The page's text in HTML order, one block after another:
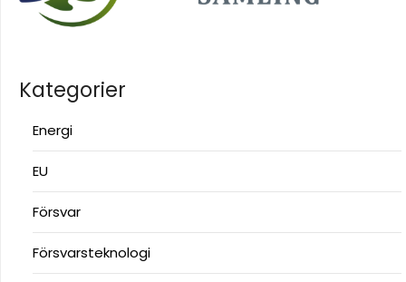
Kategorier
Energi
EU
Försvar
Försvarsteknologi